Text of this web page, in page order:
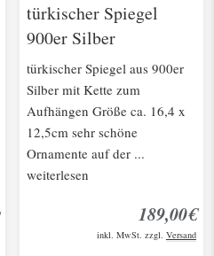
türkischer Spiegel
900er Silber
türkischer Spiegel aus 900er
Silber mit Kette zum
Aufhängen Größe ca. 16,4 x
12,5cm sehr schöne
Ornamente auf der ...
weiterlesen
189,00€
inkl. MwSt. zzgl. Versand